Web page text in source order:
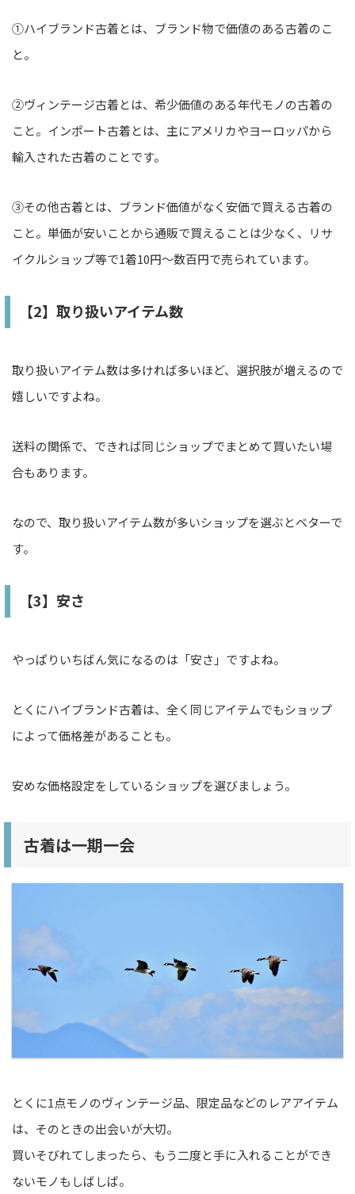
①ハイブランド古着とは、ブランド物で価値のある古着のこ
と。
②ヴィンテージ古着とは、希少価値のある年代モノの古着の
こと。インポート古着とは、主にアメリカやヨーロッパから
輸入された古着のことです。
③その他古着とは、ブランド価値がなく安価で買える古着の
こと。単価が安いことから通販で買えることは少なく、リサ
イクルショップ等で1着10円〜数百円で売られています。
【2】取り扱いアイテム数
取り扱いアイテム数は多ければ多いほど、選択肢が増えるので
嬉しいですよね。
送料の関係で、できれば同じショップでまとめて買いたい場
合もあります。
なので、取り扱いアイテム数が多いショップを選ぶとベターで
す。
【3】安さ
やっぱりいちばん気になるのは「安さ」ですよね。
とくにハイブランド古着は、全く同じアイテムでもショップ
によって価格差があることも。
安めな価格設定をしているショップを選びましょう。
古着は一期一会
とくに1点モノのヴィンテージ品、限定品などのレアアイテム
は、そのときの出会いが大切。
買いそびれてしまったら、もう二度と手に入れることができ
ないモノもしばしば。